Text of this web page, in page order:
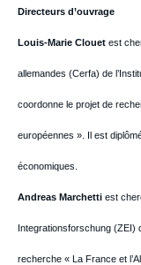
Directeurs d’ouvrage
Louis-Marie Clouet est
allemandes (Cerfa) de
coordonne le projet de
européennes ». Il est
économiques.
Andreas Marchetti est
Integrationsforschung (ZEI)
recherche « La France et